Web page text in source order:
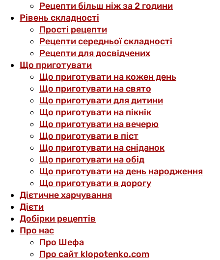
Рецепти більш ніж за 2 години
Рівень складності
Прості рецепти
Рецепти середньої складності
Рецепти для досвідчених
Що приготувати
Що приготувати на кожен день
Що приготувати на свято
Що приготувати для дитини
Що приготувати на пікнік
Що приготувати на вечерю
Що приготувати в піст
Що приготувати на сніданок
Що приготувати на обід
Що приготувати на день народження
Що приготувати в дорогу
Дієтичне харчування
Дієти
Добірки рецептів
Про нас
Про Шефа
Про сайт klopotenko.com